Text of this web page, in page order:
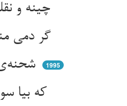
چینه و نقلش همه بر بام تست ** پر زنان بر اوج مست دام تست
گر دمی منکر شود دزدانه روح ** در ادای شکرت ای فتح و فتوح
شحنه‌ی عشق مکرر کینه‌اش ** طشت آتش می‌نهد بر سینه‌اش
1995
که بیا سوی مه و بگذر ز گرد ** شاه عشقت خواند زوتر باز گرد